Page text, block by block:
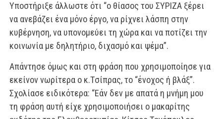
Υποστήριξε άλλωστε ότι “ο θίασος του ΣΥΡΙΖΑ ξέρει
να ανεβάζει ένα μόνο έργο, να ρίχνει λάσπη στην
κυβέρνηση, να υπονομεύει τη χώρα και να ποτίζει την
κοινωνία με δηλητήριο, διχασμό και ψέμα”.
Απάντησε όμως και στη φράση που χρησιμοποίησε για
εκείνον νωρίτερα ο κ.Τσίπρας, το “ένοχος ή βλάξ”.
Σχολίασε ειδικότερα: “Εάν δεν με απατά η μνήμη μου
τη φράση αυτή είχε χρησιμοποιήσει ο μακαρίτης